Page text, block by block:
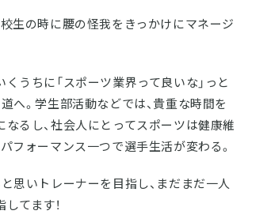
生の時に腰の怪我をきっかけにマネージ
うちに「スポーツ業界って良いな」っと
へ。学生部活動などでは、貴重な時間を
るし、社会人にとってスポーツは健康維
フォーマンス一つで選手生活が変わる。
思いトレーナーを目指し、まだまだ一人
てます！